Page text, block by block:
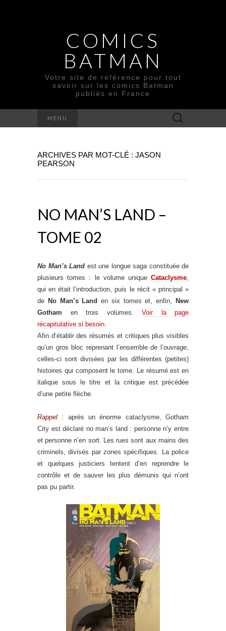
COMICS
BATMAN
Votre site de référence pour tout
savoir sur les comics Batman
publiés en France
MENU Rechercher :
ARCHIVES PAR MOT-CLÉ : JASON
PEARSON
NO MAN’S LAND –
TOME 02
No Man’s Land est une longue saga constituée de
plusieurs tomes : le volume unique Cataclysme,
qui en était l’introduction, puis le récit « principal »
de No Man’s Land en six tomes et, enfin,
New
Gotham en trois volumes. Voir la page
récapitulative si besoin.
Afin d’établir des résumés et critiques plus visibles
qu’un gros bloc reprenant l’ensemble de l’ouvrage,
celles-ci sont divisées par les différentes (petites)
histoires qui composent le tome. Le résumé est en
italique sous le titre et la critique est précédée
d’une petite flèche.
Rappel : après un énorme cataclysme, Gotham
City est déclaré no man’s land : personne n’y entre
et personne n’en sort. Les rues sont aux mains des
criminels, divisés par zones spécifiques. La police
et quelques justiciers tentent d’en reprendre le
contrôle et de sauver les plus démunis qui n’ont
pas pu partir.